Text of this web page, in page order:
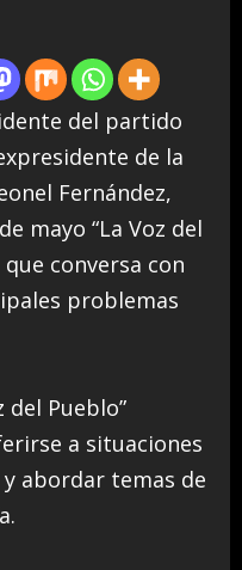
del partido
de la
Fernández,
mayo “La Voz del
conversa con
problemas
del Pueblo”
a situaciones
abordar temas de